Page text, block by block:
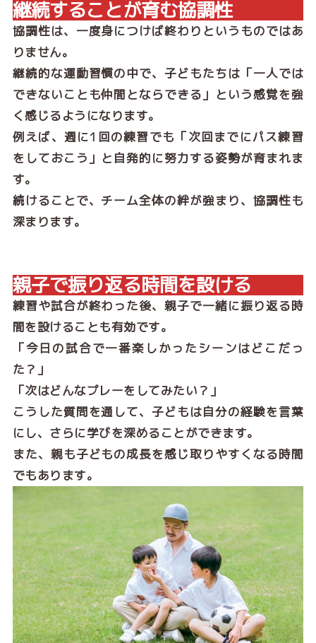
継続することが育む協調性
協調性は、一度身につけば終わりというものではあ
りません。
継続的な運動習慣の中で、子どもたちは「一人では
できないことも仲間とならできる」という感覚を強
く感じるようになります。
例えば、週に1回の練習でも「次回までにパス練習
をしておこう」と自発的に努力する姿勢が育まれま
す。
続けることで、チーム全体の絆が強まり、協調性も
深まります。
親子で振り返る時間を設ける
練習や試合が終わった後、親子で一緒に振り返る時
間を設けることも有効です。
「今日の試合で一番楽しかったシーンはどこだっ
た？」
「次はどんなプレーをしてみたい？」
こうした質問を通して、子どもは自分の経験を言葉
にし、さらに学びを深めることができます。
また、親も子どもの成長を感じ取りやすくなる時間
でもあります。